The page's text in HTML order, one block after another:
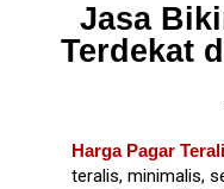
Jasa
Terdekat
Harga Pagar
teralis, minimalis,